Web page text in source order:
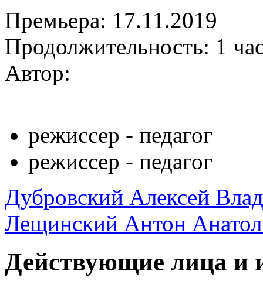
Премьера: 17.11.2019
Продолжительность: 1
Автор:
режиссер - педагог
режиссер - педагог
Дубровский Алексей
Лещинский Антон
Действующие лица и